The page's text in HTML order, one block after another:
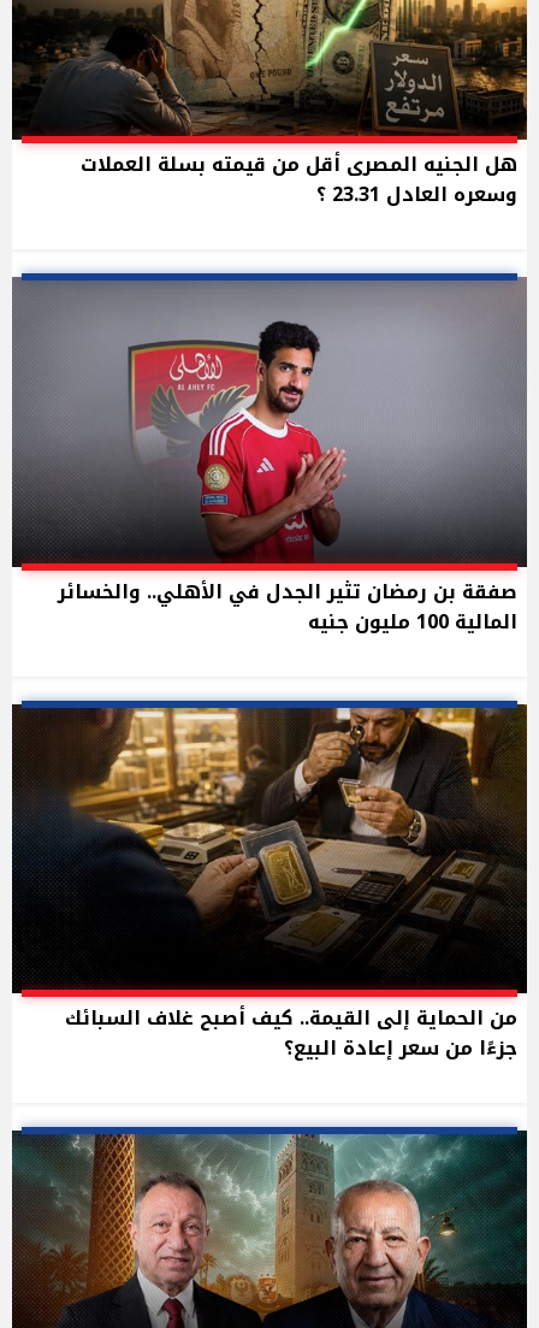
هل الجنيه المصرى أقل من قيمته بسلة العملات
وسعره العادل 23.31 ؟
صفقة بن رمضان تثير الجدل في الأهلي.. والخسائر
المالية 100 مليون جنيه
من الحماية إلى القيمة.. كيف أصبح غلاف السبائك
جزءًا من سعر إعادة البيع؟